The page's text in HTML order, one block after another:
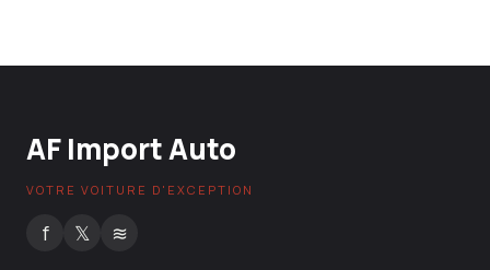
AF Import Auto
VOTRE VOITURE D'EXCEPTION
f 𝕏 ≋